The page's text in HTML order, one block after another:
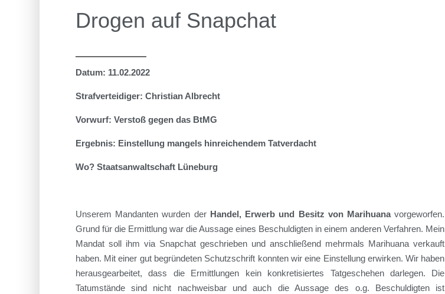
Drogen auf Snapchat
Datum: 11.02.2022
Strafverteidiger: Christian Albrecht
Vorwurf: Verstoß gegen das BtMG
Ergebnis: Einstellung mangels hinreichendem Tatverdacht
Wo? Staatsanwaltschaft Lüneburg
Unserem Mandanten wurden der Handel, Erwerb und Besitz von Marihuanavorgeworfen.
Grund für die Ermittlung war die Aussage eines Beschuldigten in einem anderen Verfahren. Mein
Mandat soll ihm via Snapchat geschrieben und anschließend mehrmals Marihuana verkauft
haben. Mit einer gut begründeten Schutzschrift konnten wir eine Einstellung erwirken.Wir haben
herausgearbeitet, dass die Ermittlungen kein konkretisiertes Tatgeschehen darlegen. Die
Tatumstände sind nicht nachweisbar und auch die Aussage des o.g. Beschuldigten ist